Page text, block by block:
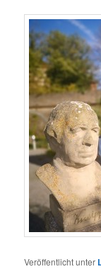
Veröffentlicht unter